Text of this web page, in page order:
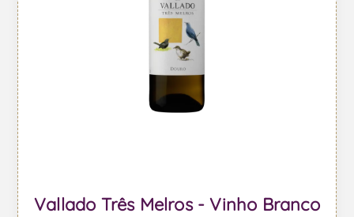
Vallado Três Melros - Vinho Branco